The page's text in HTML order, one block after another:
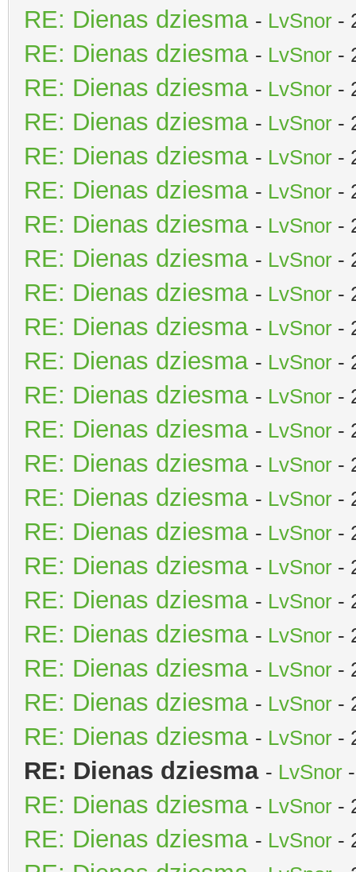
RE: Dienas dziesma - LvSnor -
RE: Dienas dziesma - LvSnor -
RE: Dienas dziesma - LvSnor -
RE: Dienas dziesma - LvSnor -
RE: Dienas dziesma - LvSnor -
RE: Dienas dziesma - LvSnor -
RE: Dienas dziesma - LvSnor -
RE: Dienas dziesma - LvSnor -
RE: Dienas dziesma - LvSnor -
RE: Dienas dziesma - LvSnor -
RE: Dienas dziesma - LvSnor -
RE: Dienas dziesma - LvSnor -
RE: Dienas dziesma - LvSnor -
RE: Dienas dziesma - LvSnor -
RE: Dienas dziesma - LvSnor -
RE: Dienas dziesma - LvSnor -
RE: Dienas dziesma - LvSnor -
RE: Dienas dziesma - LvSnor -
RE: Dienas dziesma - LvSnor -
RE: Dienas dziesma - LvSnor -
RE: Dienas dziesma - LvSnor -
RE: Dienas dziesma - LvSnor -
RE: Dienas dziesma - LvSnor
RE: Dienas dziesma - LvSnor -
RE: Dienas dziesma - LvSnor -